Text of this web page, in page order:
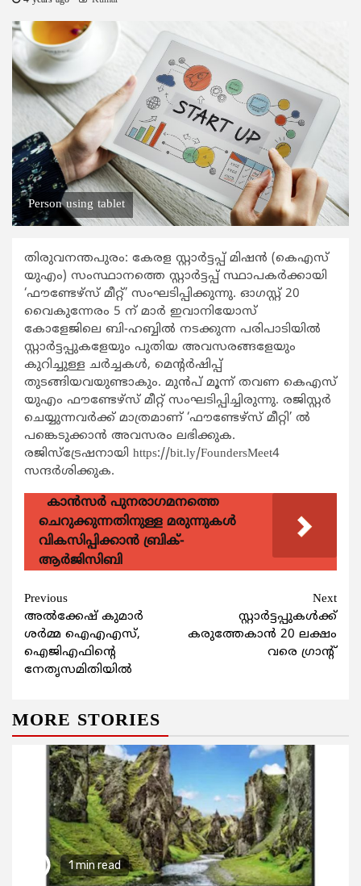
Person using tablet
തിരുവനന്തപുരം: കേരള സ്റ്റാര്‍ട്ടപ്പ് മിഷന്‍ (കെഎസ്
യുഎം) സംസ്ഥാനത്തെ സ്റ്റാര്‍ട്ടപ്പ് സ്ഥാപകര്‍ക്കായി
‘ഫൗണ്ടേഴ്സ് മീറ്റ്’ സംഘടിപ്പിക്കുന്നു. ഓഗസ്റ്റ് 20
വൈകുന്നേരം 5 ന് മാര്‍ ഇവാനിയോസ്
കോളേജിലെ ബി-ഹബ്ബില്‍ നടക്കുന്ന പരിപാടിയില്‍
സ്റ്റാര്‍ട്ടപ്പുകളേയും പുതിയ അവസരങ്ങളേയും
കുറിച്ചുള്ള ചര്‍ച്ചകള്‍, മെന്‍റര്‍ഷിപ്പ്
തുടങ്ങിയവയുണ്ടാകും. മുന്‍പ് മൂന്ന് തവണ കെഎസ്
യുഎം ഫൗണ്ടേഴ്സ് മീറ്റ് സംഘടിപ്പിച്ചിരുന്നു. രജിസ്റ്റര്‍
ചെയ്യുന്നവര്‍ക്ക് മാത്രമാണ് ‘ഫൗണ്ടേഴ്സ് മീറ്റി’ ല്‍
പങ്കെടുക്കാന്‍ അവസരം ലഭിക്കുക.
രജിസ്ട്രേഷനായി https://bit.ly/FoundersMeet4
സന്ദര്‍ശിക്കുക.
കാന്‍സര്‍ പുനരാഗമനത്തെ
ചെറുക്കുന്നതിനുള്ള മരുന്നുകള്‍
വികസിപ്പിക്കാന്‍ ബ്രിക്-
ആര്‍ജിസിബി
Continue
Reading
Previous
അല്‍ക്കേഷ് കുമാര്‍
ശര്‍മ്മ ഐഎഎസ്,
ഐജിഎഫിന്‍റെ
നേതൃസമിതിയില്‍
Next
സ്റ്റാര്‍ട്ടപ്പുകള്‍ക്ക്
കരുത്തേകാന്‍ 20 ലക്ഷം
വരെ ഗ്രാന്‍റ്
MORE STORIES
1 min read